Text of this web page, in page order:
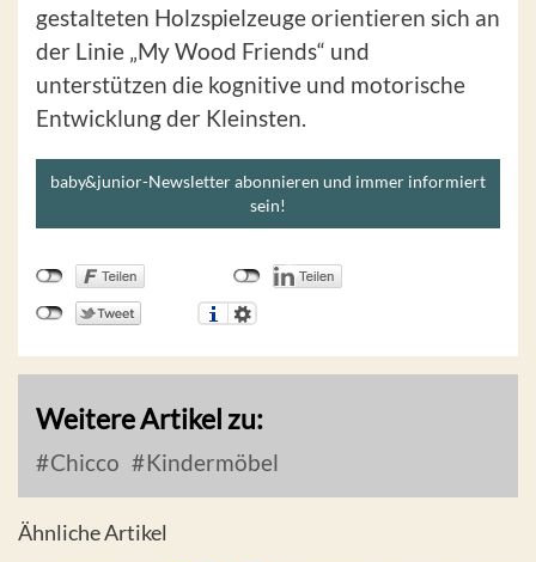
gestalteten Holzspielzeuge orientieren sich an
der Linie „My Wood Friends“ und
unterstützen die kognitive und motorische
Entwicklung der Kleinsten.
baby&junior-Newsletter abonnieren und immer informiert
sein!
Weitere Artikel zu:
Chicco Kindermöbel
Ähnliche Artikel